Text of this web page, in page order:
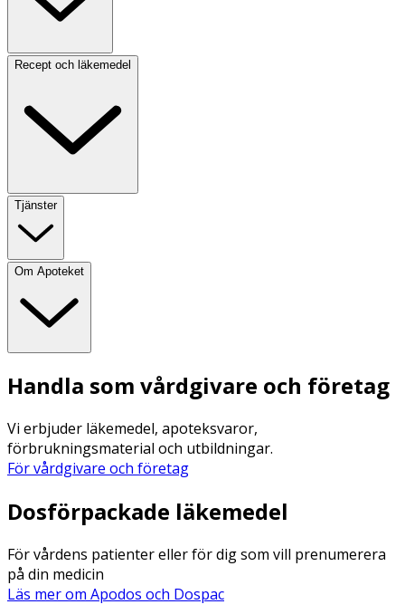
Recept och läkemedel
Tjänster
Om Apoteket
Handla som vårdgivare och företag
Vi erbjuder läkemedel, apoteksvaror,
förbrukningsmaterial och utbildningar.
För vårdgivare och företag
Dosförpackade läkemedel
För vårdens patienter eller för dig som vill prenumerera
på din medicin
Läs mer om Apodos och Dospac